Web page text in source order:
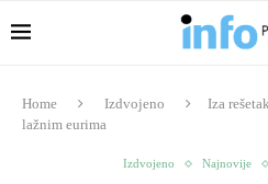
Home Izdvojeno
Iza
lažnim eurima
Izdvojeno Najnovije